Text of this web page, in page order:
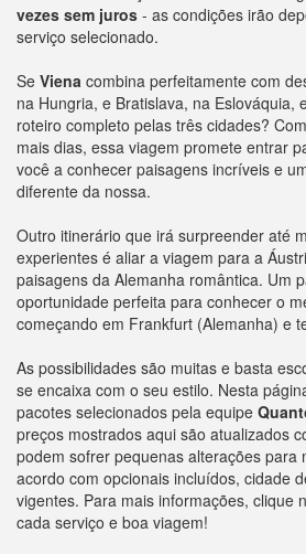
vezes sem juros - as condições irão
serviço selecionado.
Se Viena combina perfeitamente com
na Hungria, e Bratislava, na Eslováquia,
roteiro completo pelas três cidades?
mais dias, essa viagem promete entrar
você a conhecer paisagens incríveis e
diferente da nossa.
Outro itinerário que irá surpreender até
experientes é aliar a viagem para a
paisagens da Alemanha romântica. Um
oportunidade perfeita para conhecer o
começando em Frankfurt (Alemanha) e
As possibilidades são muitas e basta
se encaixa com o seu estilo. Nesta
pacotes selecionados pela equipe
preços mostrados aqui são atualizados
podem sofrer pequenas alterações para
acordo com opcionais incluídos, cidade
vigentes. Para mais informações, clique
cada serviço e boa viagem!